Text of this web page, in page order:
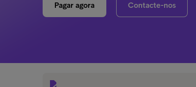
Pagar agora Contacte-nos